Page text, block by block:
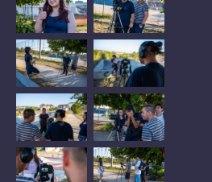
No Caption No Caption
No Caption No Caption
No Caption No Caption
No Caption No Caption